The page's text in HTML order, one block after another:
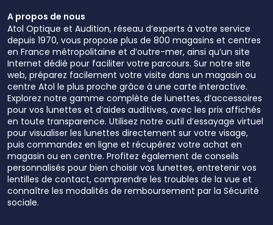
A propos de nous
Atol Optique et Audition, réseau d’experts à votre service
depuis 1970, vous propose plus de 800 magasins et centres
en France métropolitaine et d’outre-mer, ainsi qu’un site
Internet dédié pour faciliter votre parcours. Sur notre site
web, préparez facilement votre visite dans un magasin ou
centre Atol le plus proche grâce à une carte interactive.
Explorez notre gamme complète de lunettes, d’accessoires
pour vos lunettes et d’aides auditives, avec les prix affichés
en toute transparence. Utilisez notre outil d’essayage virtuel
pour visualiser les lunettes directement sur votre visage,
puis commandez en ligne et récupérez votre achat en
magasin ou en centre. Profitez également de conseils
personnalisés pour bien choisir vos lunettes, entretenir vos
lentilles de contact, comprendre les troubles de la vue et
connaître les modalités de remboursement par la Sécurité
sociale.